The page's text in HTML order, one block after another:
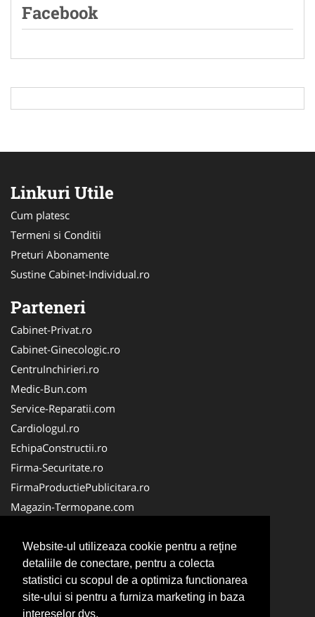
Website-ul utilizeaza cookie pentru a reţine
detaliile de conectare, pentru a colecta
statistici cu scopul de a optimiza functionarea
site-ului si pentru a furniza marketing in baza
intereselor dvs.
Facebook
Linkuri Utile
Cum platesc
Termeni si Conditii
Preturi Abonamente
Sustine Cabinet-Individual.ro
Parteneri
Cabinet-Privat.ro
Cabinet-Ginecologic.ro
CentruInchirieri.ro
Medic-Bun.com
Service-Reparatii.com
Cardiologul.ro
EchipaConstructii.ro
Firma-Securitate.ro
FirmaProductiePublicitara.ro
Magazin-Termopane.com
CramaVinuri.ro
FirmaTractariAuto.ro
InstalatiiSolare.com
Pescaresc.ro